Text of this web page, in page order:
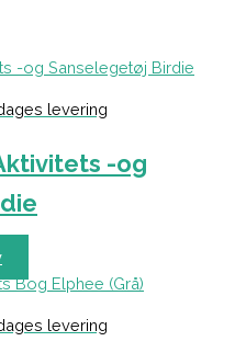
levering
-og
levering